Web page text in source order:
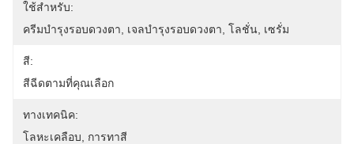
ใช้สําหรับ:
ครีมบำรุงรอบดวงตา, ​​เจลบำรุงรอบดวงตา, ​​โลชั่น, เซรั่ม
สี:
สีฉีดตามที่คุณเลือก
ทางเทคนิค:
โลหะเคลือบ, การทาสี